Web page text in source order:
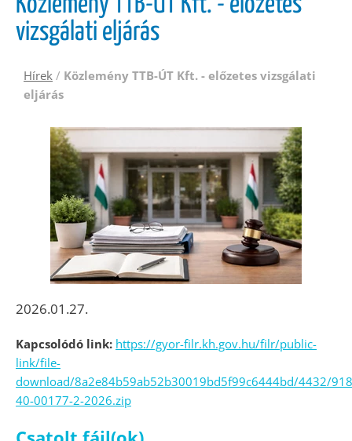
vizsgálati eljárás
Hírek / Közlemény TTB-ÚT Kft. - előzetes vizsgálati
eljárás
2026.01.27.
Kapcsolódó link: https://gyor-filr.kh.gov.hu/filr/public-
link/file-
download/8a2e84b59ab52b30019bd5f99c6444bd/4432/
40-00177-2-2026.zip